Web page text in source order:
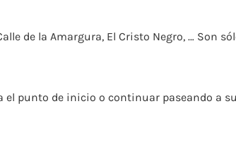
de la Amargura, El Cristo Negro, … Son
punto de inicio o continuar paseando a